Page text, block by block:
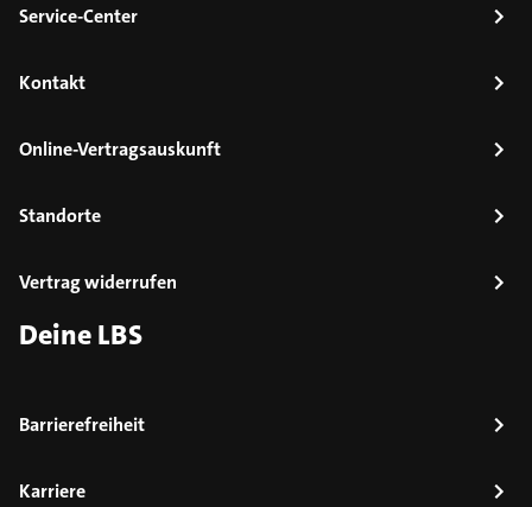
Service-Center
Kontakt
Online-Vertragsauskunft
Standorte
Vertrag widerrufen
Deine LBS
Barrierefreiheit
Karriere